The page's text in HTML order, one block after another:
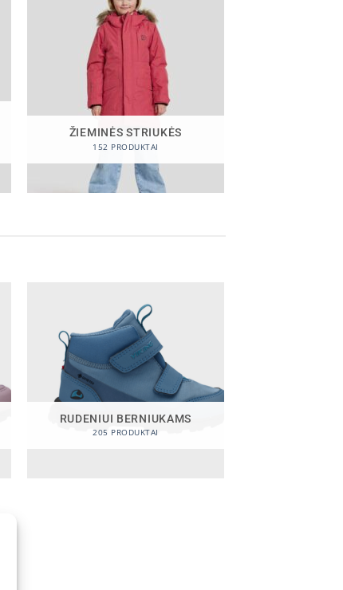
ŽIEMINĖS STRIUKĖS
152 PRODUKTAI
RUDENIUI BERNIUKAMS
205 PRODUKTAI